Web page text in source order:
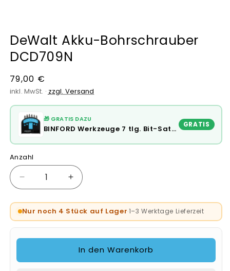
öffnen
DeWalt Akku-Bohrschrauber
DCD709N
Normaler
Preis
79,00 €
inkl. MwSt. · zzgl. Versand
🎁 GRATIS DAZU
BINFORD Werkzeuge 7 tlg. Bit-Satz - 6100010 GRATIS
Anzahl
Verringere
die
Menge
für
DeWalt
Bohrschrauber
Erhöhe
die
Menge
für
DeWalt
Bohrschrauber
Nur noch 4 Stück auf Lager·1–3 Werktage Lieferzeit
In den Warenkorb